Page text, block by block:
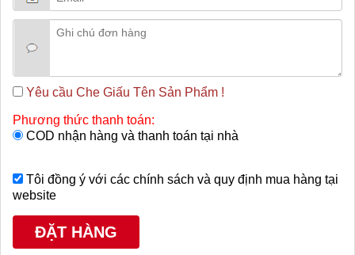
Yêu cầu Che Giấu Tên Sản Phẩm !
Phương thức thanh toán:
COD nhận hàng và thanh toán tại nhà
Tôi đồng ý với các chính sách và quy định mua hàng tại
website